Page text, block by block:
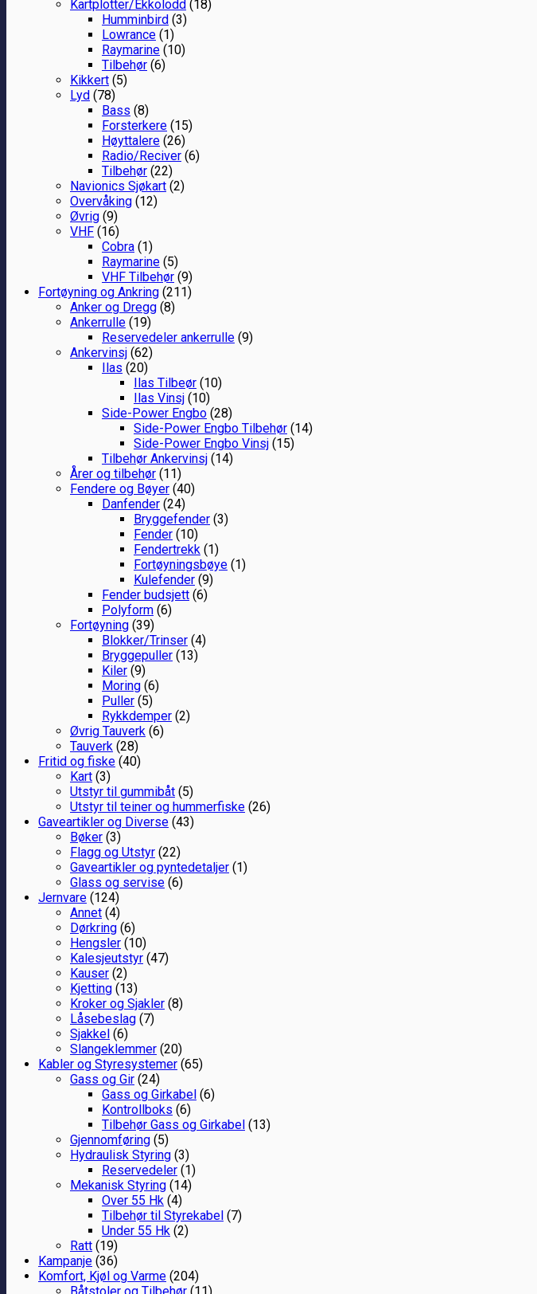
Kartplotter/Ekkolodd (18)
Humminbird (3)
Lowrance (1)
Raymarine (10)
Tilbehør (6)
Kikkert (5)
Lyd (78)
Bass (8)
Forsterkere (15)
Høyttalere (26)
Radio/Reciver (6)
Tilbehør (22)
Navionics Sjøkart (2)
Overvåking (12)
Øvrig (9)
VHF (16)
Cobra (1)
Raymarine (5)
VHF Tilbehør (9)
Fortøyning og Ankring (211)
Anker og Dregg (8)
Ankerrulle (19)
Reservedeler ankerrulle (9)
Ankervinsj (62)
Ilas (20)
Ilas Tilbeør (10)
Ilas Vinsj (10)
Side-Power Engbo (28)
Side-Power Engbo Tilbehør (14)
Side-Power Engbo Vinsj (15)
Tilbehør Ankervinsj (14)
Årer og tilbehør (11)
Fendere og Bøyer (40)
Danfender (24)
Bryggefender (3)
Fender (10)
Fendertrekk (1)
Fortøyningsbøye (1)
Kulefender (9)
Fender budsjett (6)
Polyform (6)
Fortøyning (39)
Blokker/Trinser (4)
Bryggepuller (13)
Kiler (9)
Moring (6)
Puller (5)
Rykkdemper (2)
Øvrig Tauverk (6)
Tauverk (28)
Fritid og fiske (40)
Kart (3)
Utstyr til gummibåt (5)
Utstyr til teiner og hummerfiske (26)
Gaveartikler og Diverse (43)
Bøker (3)
Flagg og Utstyr (22)
Gaveartikler og pyntedetaljer (1)
Glass og servise (6)
Jernvare (124)
Annet (4)
Dørkring (6)
Hengsler (10)
Kalesjeutstyr (47)
Kauser (2)
Kjetting (13)
Kroker og Sjakler (8)
Låsebeslag (7)
Sjakkel (6)
Slangeklemmer (20)
Kabler og Styresystemer (65)
Gass og Gir (24)
Gass og Girkabel (6)
Kontrollboks (6)
Tilbehør Gass og Girkabel (13)
Gjennomføring (5)
Hydraulisk Styring (3)
Reservedeler (1)
Mekanisk Styring (14)
Over 55 Hk (4)
Tilbehør til Styrekabel (7)
Under 55 Hk (2)
Ratt (19)
Kampanje (36)
Komfort, Kjøl og Varme (204)